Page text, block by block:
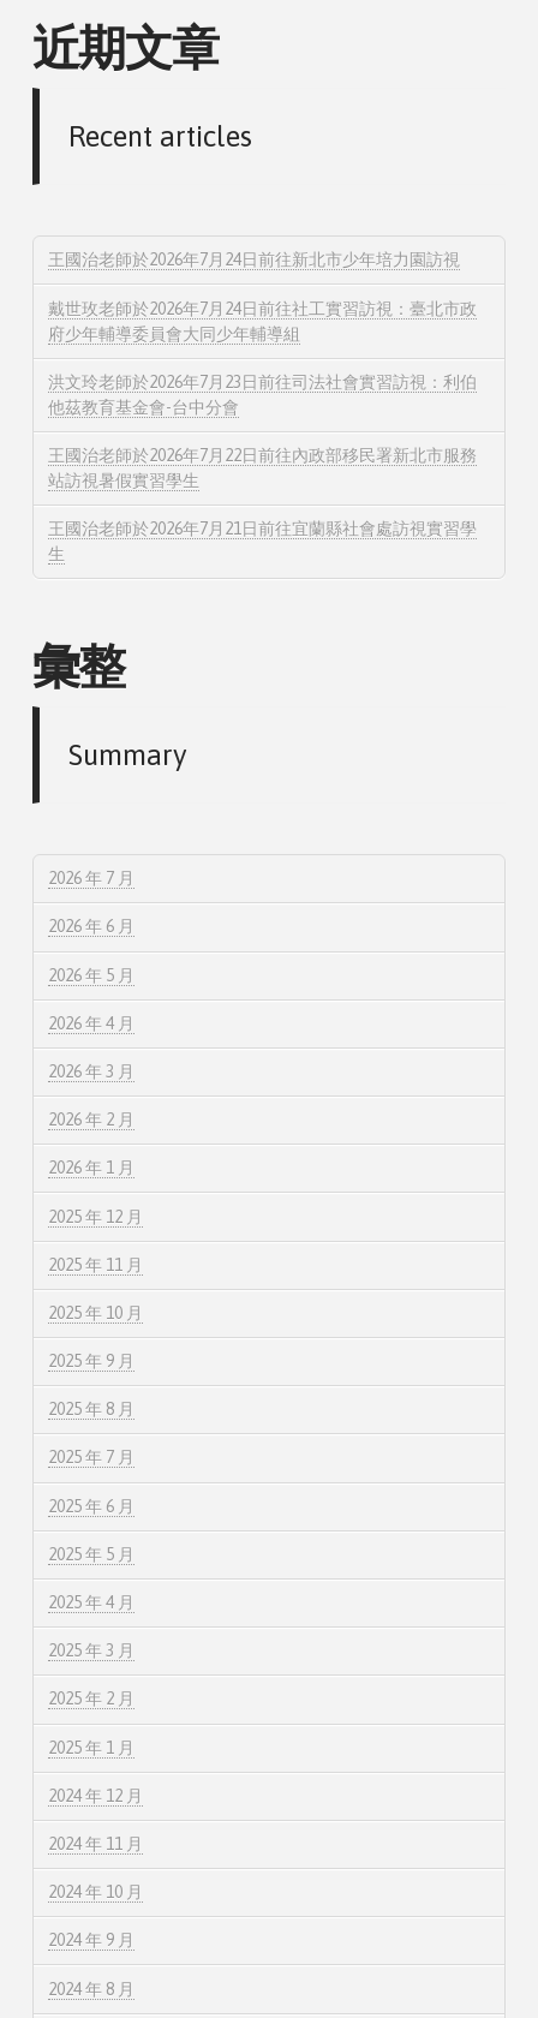
近期文章
Recent articles
王國治老師於2026年7月24日前往新北市少年培力園訪視
戴世玫老師於2026年7月24日前往社工實習訪視：臺北市政
府少年輔導委員會大同少年輔導組
洪文玲老師於2026年7月23日前往司法社會實習訪視：利伯
他茲教育基金會-台中分會
王國治老師於2026年7月22日前往內政部移民署新北市服務
站訪視暑假實習學生
王國治老師於2026年7月21日前往宜蘭縣社會處訪視實習學
生
彙整
Summary
2026 年 7 月
2026 年 6 月
2026 年 5 月
2026 年 4 月
2026 年 3 月
2026 年 2 月
2026 年 1 月
2025 年 12 月
2025 年 11 月
2025 年 10 月
2025 年 9 月
2025 年 8 月
2025 年 7 月
2025 年 6 月
2025 年 5 月
2025 年 4 月
2025 年 3 月
2025 年 2 月
2025 年 1 月
2024 年 12 月
2024 年 11 月
2024 年 10 月
2024 年 9 月
2024 年 8 月